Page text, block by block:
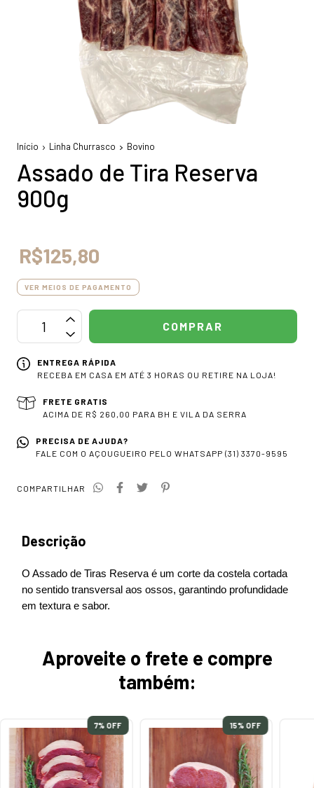
Início Linha Churrasco Bovino
Assado de Tira Reserva
900g
R$125,80
VER MEIOS DE PAGAMENTO
ENTREGA RÁPIDA
RECEBA EM CASA EM ATÉ 3 HORAS OU RETIRE NA LOJA!
FRETE GRATIS
ACIMA DE R$ 260,00 PARA BH E VILA DA SERRA
PRECISA DE AJUDA?
FALE COM O AÇOUGUEIRO PELO WHATSAPP (31) 3370-9595
COMPARTILHAR
Descrição
O Assado de Tiras Reserva é um corte da costela cortada
no sentido transversal aos ossos, garantindo profundidade
em textura e sabor.
Aproveite o frete e compre
também:
7% OFF 15% OFF